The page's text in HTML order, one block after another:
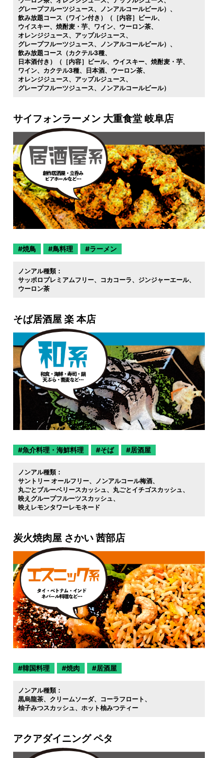
グレープフルーツジュース
ノンアルコールビール）
飲み放題コース（ワイン付き）（［内容］ビール
ウイスキー
焼酎麦・芋 ワイン
ウーロン茶
オレンジジュース
アップルジュース
グレープフルーツジュース
ノンアルコールビール）
飲み放題コース（カクテル3種
日本酒付き）（［内容］ビール
ウイスキー
焼酎麦・芋
ワイン
カクテル3種 日本酒
ウーロン茶
オレンジジュース
アップルジュース
グレープフルーツジュース
ノンアルコールビール）
サイフォンラーメン 大重食堂 岐阜店
焼鳥 鳥料理 ラーメン
ノンアル種類：
サッポロプレミアムフリー
コカコーラ
ジンジャーエール
ウーロン茶
そば居酒屋 楽 本店
魚介料理・海鮮料理 そば 居酒屋
ノンアル種類：
サントリー オールフリー
ノンアルコール梅酒
丸ごとブルーベリースカッシュ
丸ごとイチゴスカッシュ
映えグループフルーツスカッシュ
映えレモンタワーレモネード
炭火焼肉屋 さかい 茜部店
韓国料理 焼肉 居酒屋
ノンアル種類：
黒烏龍茶
クリームソーダ
コーラフロート
柚子みつスカッシュ
ホット柚みつティー
アクアダイニング ペタ